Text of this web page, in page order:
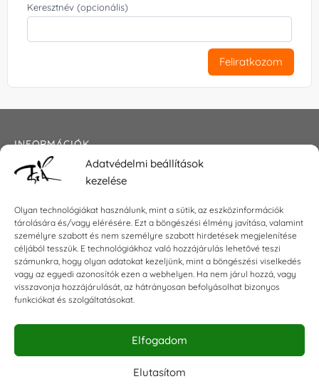
Adatvédelmi beállítások
kezelése
Olyan technológiákat használunk, mint a sütik, az eszközinformációk
tárolására és/vagy elérésére. Ezt a böngészési élmény javítása, valamint
személyre szabott és nem személyre szabott hirdetések megjelenítése
céljából tesszük. E technológiákhoz való hozzájárulás lehetővé teszi
számunkra, hogy olyan adatokat kezeljünk, mint a böngészési viselkedés
vagy az egyedi azonosítók ezen a webhelyen. Ha nem járul hozzá, vagy
visszavonja hozzájárulását, az hátrányosan befolyásolhat bizonyos
funkciókat és szolgáltatásokat.
Elfogadom
Elutasítom
Keresztnév (opcionális)
Feliratkozom
INFORMÁCIÓK
Általános szerződési feltételek
Impresszum
KAPCSOLAT
E-mail:shop@torokszilvi.com
Telefon: +36 30 6767872
KÖZÖSSÉGI